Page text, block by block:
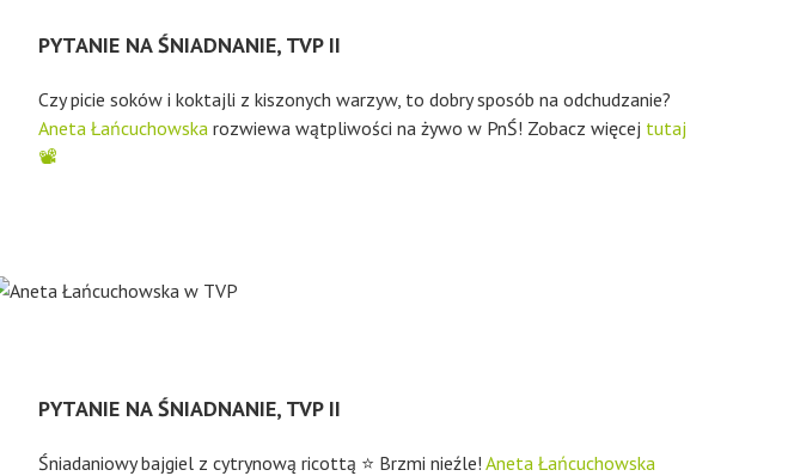
PYTANIE NA ŚNIADNANIE, TVP II
Czy picie soków i koktajli z kiszonych warzyw, to dobry sposób na odchudzanie?
Aneta Łańcuchowska rozwiewa wątpliwości na żywo w PnŚ! Zobacz więcej tutaj
📽
PYTANIE NA ŚNIADNANIE, TVP II
Śniadaniowy bajgiel z cytrynową ricottą ⭐ Brzmi nieźle! Aneta Łańcuchowska